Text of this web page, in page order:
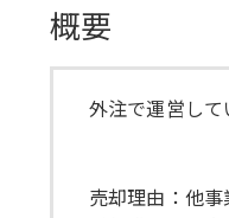
概要
外注で運営して
売却理由：他